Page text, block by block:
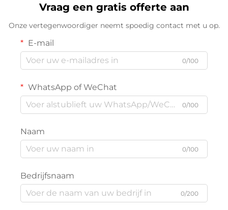
Vraag een gratis offerte aan
Onze vertegenwoordiger neemt spoedig contact met u op.
E-mail
0/100
WhatsApp of WeChat
0/100
Naam
0/100
Bedrijfsnaam
0/200